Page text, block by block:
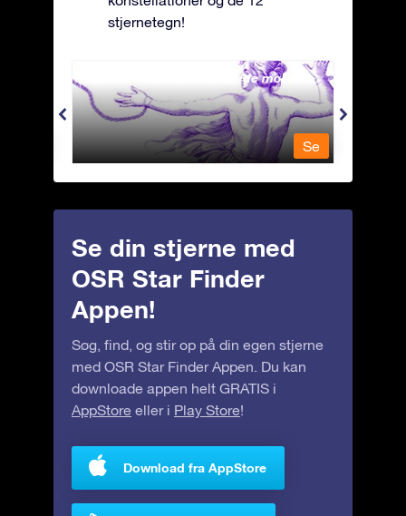
stjernetegn!
Andromeda - Den lænkede mø
Se
Se din stjerne med
OSR Star Finder
Appen!
Søg, find, og stir op på din egen stjerne
med OSR Star Finder Appen. Du kan
downloade appen helt GRATIS i
AppStore eller i Play Store!
Download fra AppStore